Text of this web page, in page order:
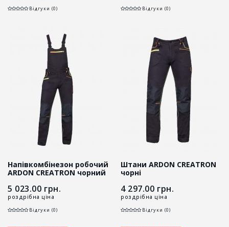
Відгуки (0) Відгуки (0)
Напівкомбінезон робочий
ARDON CREATRON чорний
5 023.00 грн.
роздрібна ціна
Відгуки (0)
Штани ARDON CREATRON
чорні
4 297.00 грн.
роздрібна ціна
Відгуки (0)